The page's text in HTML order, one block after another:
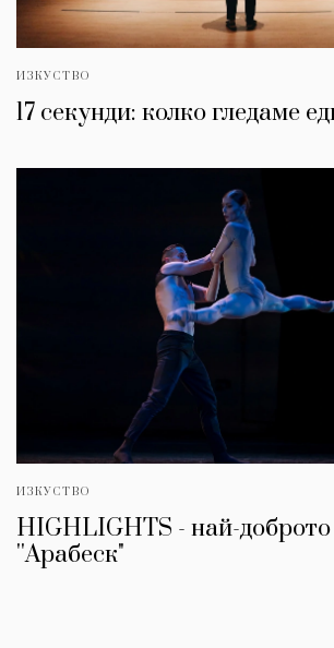
ИЗКУСТВО
17 секунди: колко гледаме
ИЗКУСТВО
HIGHLIGHTS - най-
''Арабеск"